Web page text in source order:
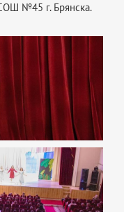
№45 г. Брянска.